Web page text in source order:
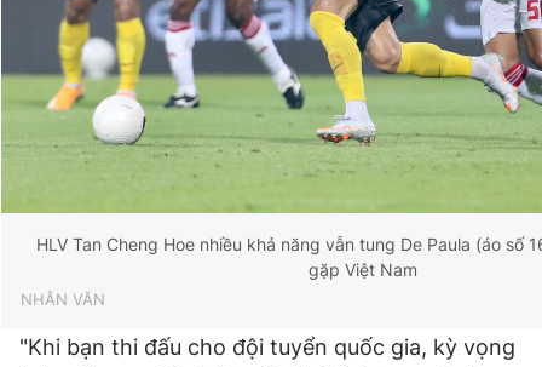
Giấy phép xuất bản số 110/GP - BTTTT cấp ngày 24.3.2020
© 2003-2026 Bản quyền thuộc về Báo Thanh Niên. Cấm sao
chép dưới mọi hình thức nếu không có sự chấp thuận bằng văn
bản. Phát triển bởi ePi Technologies, JSC.
HLV Tan Cheng Hoe nhiều khả năng vẫn tung De Paula (áo số
gặp Việt Nam
NHÂN VĂN
"Khi bạn thi đấu cho đội tuyển quốc gia, kỳ vọng